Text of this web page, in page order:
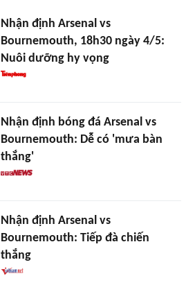
Nhận định Arsenal vs
Bournemouth, 18h30 ngày 4/5:
Nuôi dưỡng hy vọng
Nhận định bóng đá Arsenal vs
Bournemouth: Dễ có 'mưa bàn
thắng'
Nhận định Arsenal vs
Bournemouth: Tiếp đà chiến
thắng